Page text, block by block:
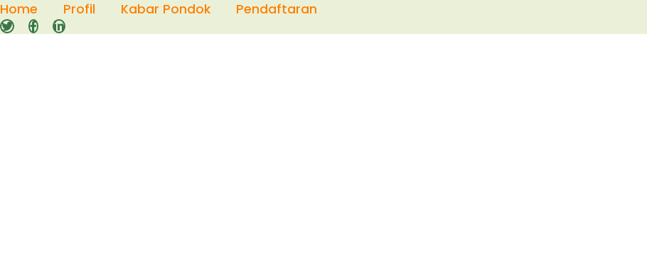
Skip
to
content
Home Profil Kabar Pondok Pendaftaran